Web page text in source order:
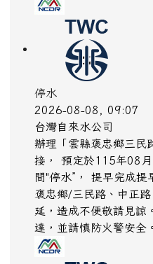
停水
2026-08-08, 09:07
台灣自來水公司
辦理「雲縣褒忠鄉三民
接， 預定於115年08
間"停水”， 提早完成
褒忠鄉/三民路、中正
延，造成不便敬請見諒
達，並請慎防火警安全。